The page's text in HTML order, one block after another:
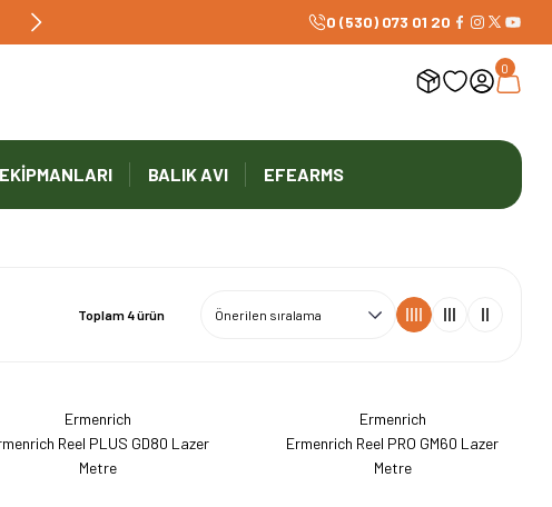
1000 TL ve Üzeri Ücretsiz Kargo
0 (530) 073 01 20
0
BALIK AVI EFEARMS
Toplam 4 ürün
Ermenrich
Reel PLUS GD80 Lazer
Metre
Ermenrich
Ermenrich Reel PRO GM60 Lazer
Metre